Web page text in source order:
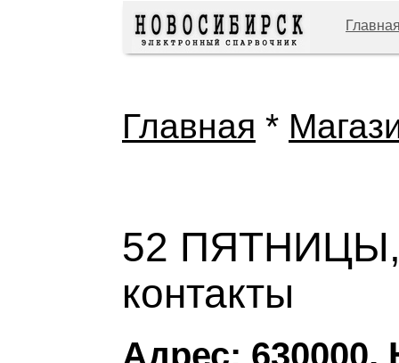
Главная *
52 ПЯТНИЦЫ,
контакты
Адрес: 630000,